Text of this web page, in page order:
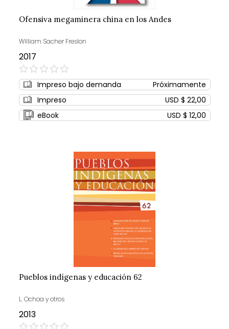
Ofensiva megaminera china en los Andes
William Sacher Freslon
2017
0%
Impreso bajo demanda
Próximamente
Impreso
USD $ 22,00
eBook
USD $ 12,00
Pueblos indígenas y educación 62
L. Ochoa y otros
2013